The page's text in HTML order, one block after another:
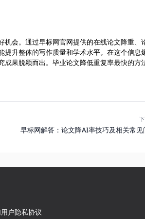
会。通过早标网官网提供的在线论文降重、
升整体的写作质量和学术水平。在这个信息
成果脱颖而出。毕业论文降低重复率最快的方
早标网解答：论文降AI率技巧及相关常见
用户隐私协议